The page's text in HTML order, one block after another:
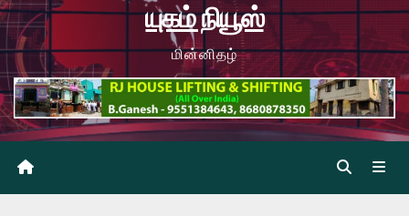
யுகம் நியூஸ்
மின்னிதழ்